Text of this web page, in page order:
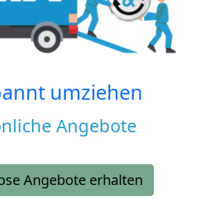
umziehen
Angebote
Angebote erhalten